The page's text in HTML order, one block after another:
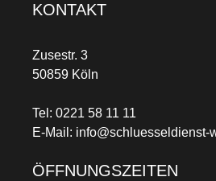
KONTAKT
Zusestr. 3
50859 Köln
Tel: 0221 58 11 11
E-Mail: info@schluesseldienst-
ÖFFNUNGSZEITEN